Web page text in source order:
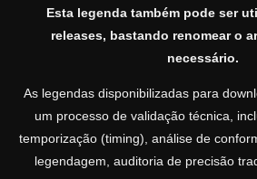
Esta legenda também pode ser
releases, bastando renomear o
necessário.
As legendas disponibilizadas para
um processo de validação técnica,
temporização (timing), análise de
legendagem, auditoria de precisão